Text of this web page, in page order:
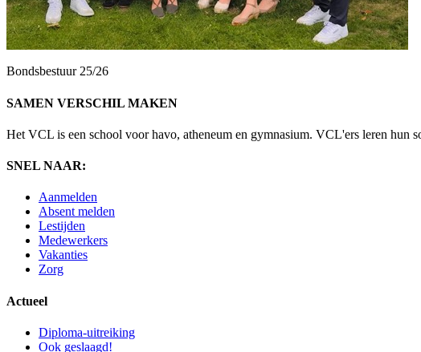
Bondsbestuur 25/26
SAMEN VERSCHIL MAKEN
Het VCL is een school voor havo, atheneum en gymnasium. VCL'ers leren hun
SNEL NAAR:
Aanmelden
Absent melden
Lestijden
Medewerkers
Vakanties
Zorg
Actueel
Diploma-uitreiking
Ook geslaagd!